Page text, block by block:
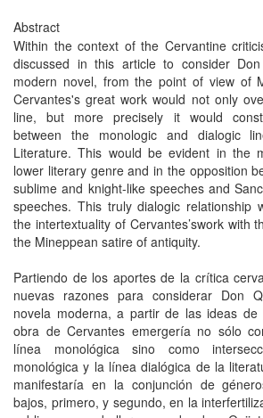
Abstract
Within the context of the Cervantine
discussed in this article to consider
modern novel, from the point of view of
Cervantes's great work would not only
line, but more precisely it would
between the monologic and dialogic
Literature. This would be evident in the
lower literary genre and in the opposition
sublime and knight-like speeches and
speeches. This truly dialogic relationship
the intertextuality of Cervantes’swork with
the Mineppean satire of antiquity.
Partiendo de los aportes de la crítica
nuevas razones para considerar Don
novela moderna, a partir de las ideas
obra de Cervantes emergería no sólo
línea monológica sino como
monológica y la línea dialógica de la
manifestaría en la conjunción de
bajos, primero, y segundo, en la